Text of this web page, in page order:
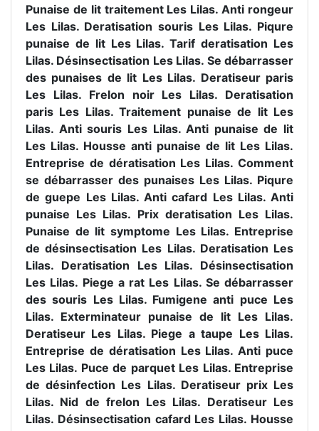
Punaise de lit traitement Les Lilas. Anti rongeur
Les Lilas. Deratisation souris Les Lilas. Piqure
punaise de lit Les Lilas. Tarif deratisation Les
Lilas. Désinsectisation Les Lilas. Se débarrasser
des punaises de lit Les Lilas. Deratiseur paris
Les Lilas. Frelon noir Les Lilas. Deratisation
paris Les Lilas. Traitement punaise de lit Les
Lilas. Anti souris Les Lilas. Anti punaise de lit
Les Lilas. Housse anti punaise de lit Les Lilas.
Entreprise de dératisation Les Lilas. Comment
se débarrasser des punaises Les Lilas. Piqure
de guepe Les Lilas. Anti cafard Les Lilas. Anti
punaise Les Lilas. Prix deratisation Les Lilas.
Punaise de lit symptome Les Lilas. Entreprise
de désinsectisation Les Lilas. Deratisation Les
Lilas. Deratisation Les Lilas. Désinsectisation
Les Lilas. Piege a rat Les Lilas. Se débarrasser
des souris Les Lilas. Fumigene anti puce Les
Lilas. Exterminateur punaise de lit Les Lilas.
Deratiseur Les Lilas. Piege a taupe Les Lilas.
Entreprise de dératisation Les Lilas. Anti puce
Les Lilas. Puce de parquet Les Lilas. Entreprise
de désinfection Les Lilas. Deratiseur prix Les
Lilas. Nid de frelon Les Lilas. Deratiseur Les
Lilas. Désinsectisation cafard Les Lilas. Housse